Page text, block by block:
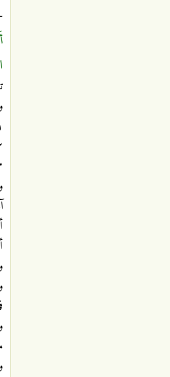
١ ـ الزوج
٢ ـ الابن
٣ ـ الأخ